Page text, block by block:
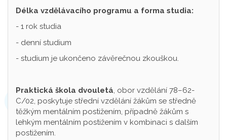
Délka vzdělávacího programu a forma studia:
- 1 rok studia
- denní studium
- studium je ukončeno závěrečnou zkouškou.
Praktická škola dvouletá, obor vzdělání 78–62-
C/02, poskytuje střední vzdělání žákům se středně
těžkým mentálním postižením, případně žákům s
lehkým mentálním postižením v kombinaci s dalším
postižením.